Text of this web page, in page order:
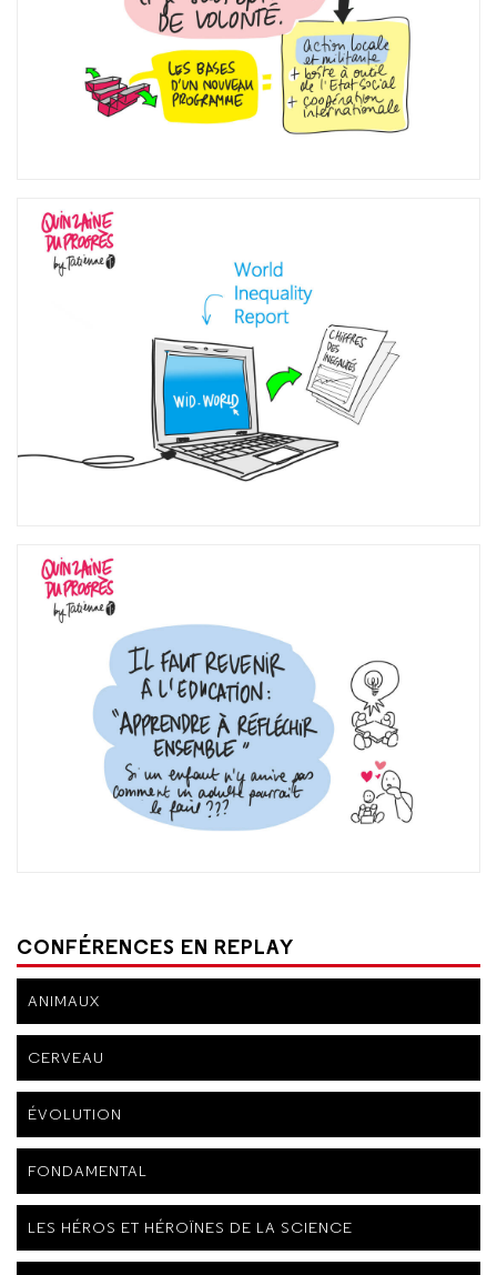
CONFÉRENCES EN REPLAY
ANIMAUX
CERVEAU
ÉVOLUTION
FONDAMENTAL
LES HÉROS ET HÉROÏNES DE LA SCIENCE